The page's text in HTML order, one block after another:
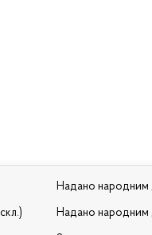
Надано народним
Надано народним